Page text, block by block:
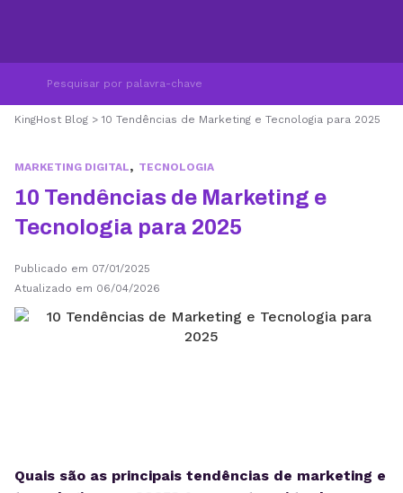
KingHost Blog > 10 Tendências de Marketing e Tecnologia para 2025
MARKETING DIGITAL, TECNOLOGIA
10 Tendências de Marketing e
Tecnologia para 2025
Publicado em 07/01/2025
Atualizado em 06/04/2026
Quais são as principais tendências de marketing e